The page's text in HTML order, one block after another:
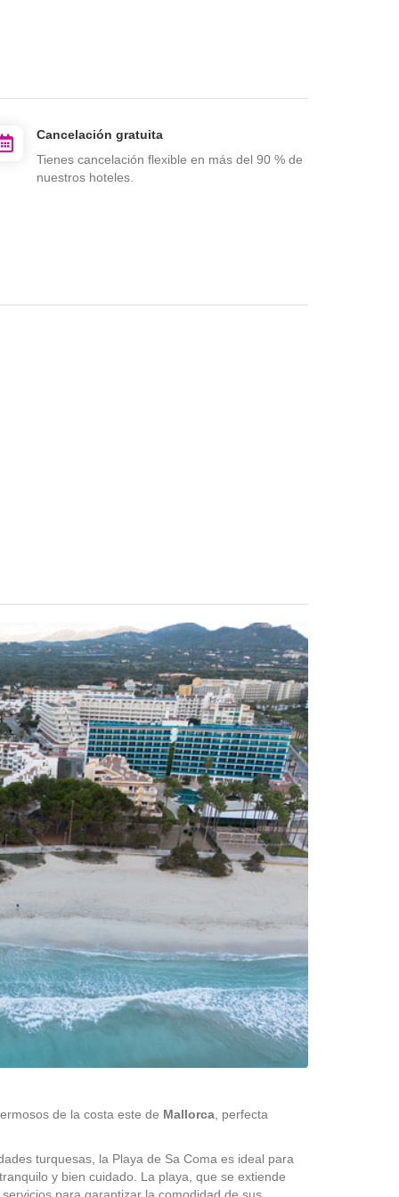
Cancelación gratuita
Tienes cancelación flexible en más del 90 % de
nuestros hoteles.
de la costa este de Mallorca , perfecta
turquesas, la Playa de Sa Coma es ideal para
y bien cuidado. La playa, que se extiende
servicios para garantizar la comodidad de sus